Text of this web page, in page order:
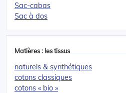
Sac-cabas
Sac à dos
Matières : les tissus
naturels & synthétiques
cotons classiques
cotons « bio »